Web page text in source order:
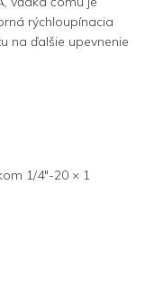
rýchloupínacia
na ďalšie upevnenie
1/4"-20 × 1